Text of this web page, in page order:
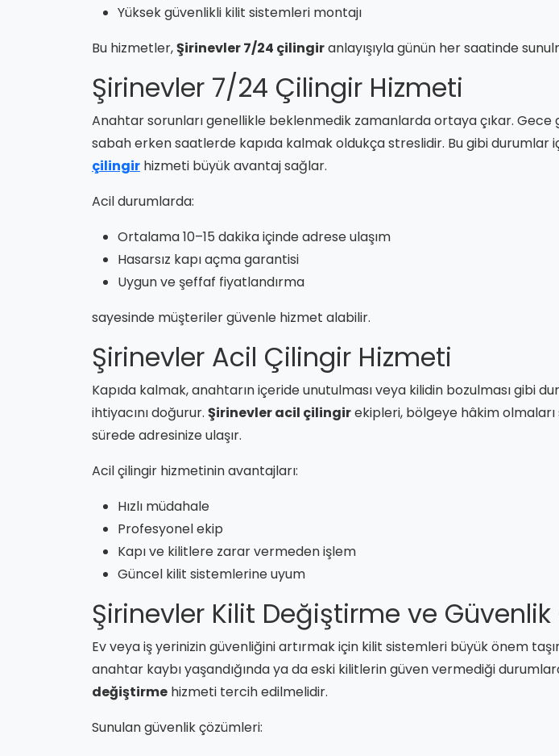
Yüksek güvenlikli kilit sistemleri montajı
Bu hizmetler,Şirinevler 7/24 çilingiranlayışıyla günün her saatinde
Şirinevler 7/24 Çilingir Hizmeti
Anahtar sorunları genellikle beklenmedik zamanlarda ortaya çıkar.
sabah erken saatlerde kapıda kalmak oldukça streslidir. Bu gibi durumlar
çilingir hizmeti büyük avantaj sağlar.
Acil durumlarda:
Ortalama 10–15 dakika içinde adrese ulaşım
Hasarsız kapı açma garantisi
Uygun ve şeffaf fiyatlandırma
sayesinde müşteriler güvenle hizmet alabilir.
Şirinevler Acil Çilingir Hizmeti
Kapıda kalmak, anahtarın içeride unutulması veya kilidin bozulması gibi
ihtiyacını doğurur. Şirinevler acil çilingirekipleri, bölgeye hâkim olmaları
sürede adresinize ulaşır.
Acil çilingir hizmetinin avantajları:
Hızlı müdahale
Profesyonel ekip
Kapı ve kilitlere zarar vermeden işlem
Güncel kilit sistemlerine uyum
Şirinevler Kilit Değiştirme ve
Ev veya iş yerinizin güvenliğini artırmak için kilit sistemleri büyük önem
anahtar kaybı yaşandığında ya da eski kilitlerin güven vermediği
değiştirme hizmeti tercih edilmelidir.
Sunulan güvenlik çözümleri: